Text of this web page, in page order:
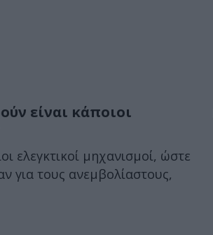
είναι κάποιοι
ελεγκτικοί μηχανισμοί, ώστε
για τους ανεμβολίαστους,